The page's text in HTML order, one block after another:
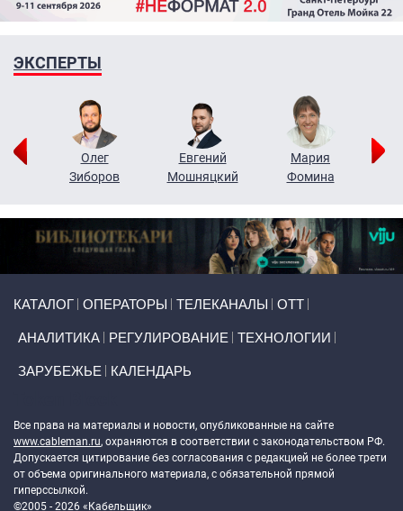
ЭКСПЕРТЫ
Олег
Зиборов
Евгений
Мошняцкий
Мария
Фомина
КАТАЛОГ ОПЕРАТОРЫ ТЕЛЕКАНАЛЫ ОТТ
АНАЛИТИКА РЕГУЛИРОВАНИЕ ТЕХНОЛОГИИ
ЗАРУБЕЖЬЕ КАЛЕНДАРЬ
Все права на материалы и новости, опубликованные на сайте
www.cableman.ru, охраняются в соответствии с законодательством РФ.
Допускается цитирование без согласования с редакцией не более трети
от объема оригинального материала, с обязательной прямой
гиперссылкой.
©2005 - 2026 «Кабельщик»